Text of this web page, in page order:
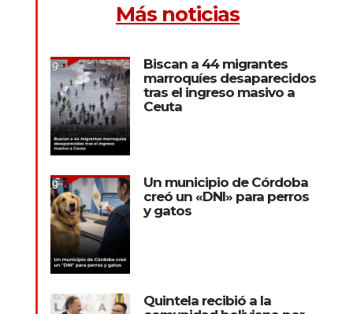
Más noticias
Biscan a 44 migrantes
marroquíes desaparecidos
tras el ingreso masivo a
Ceuta
Un municipio de Córdoba
creó un «DNI» para perros
y gatos
Quintela recibió a la